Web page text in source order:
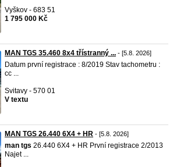
Vyškov - 683 51
1 795 000 Kč
MAN TGS 35.460 8x4 třístranný ... - [5.8. 2026]
Datum první registrace : 8/2019 Stav tachometru :
cc ...
Svitavy - 570 01
V textu
MAN TGS 26.440 6X4 + HR - [5.8. 2026]
man tgs 26.440 6X4 + HR První registrace 2/2013
Najet ...